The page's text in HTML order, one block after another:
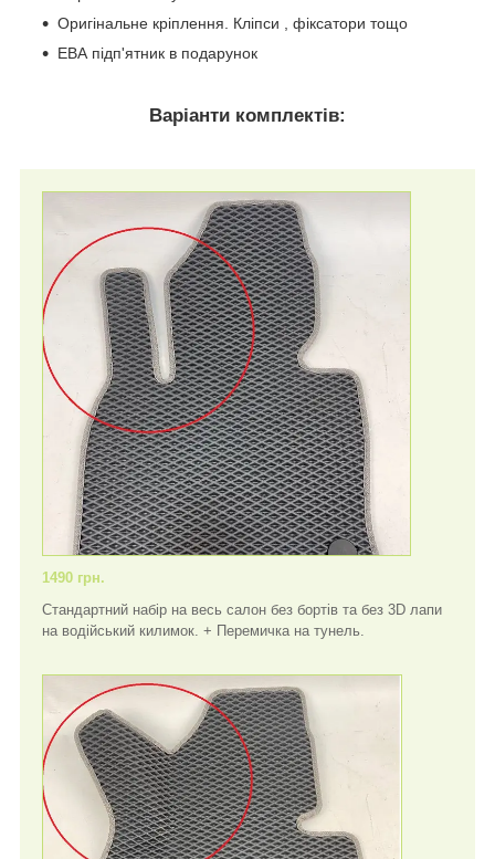
Оригінальне кріплення. Кліпси , фіксатори тощо
ЕВА підп'ятник в подарунок
Варіанти комплектів:
1490 грн.
Стандартний набір на весь салон без бортів та без 3D лапи
на водійський килимок. + Перемичка на тунель.